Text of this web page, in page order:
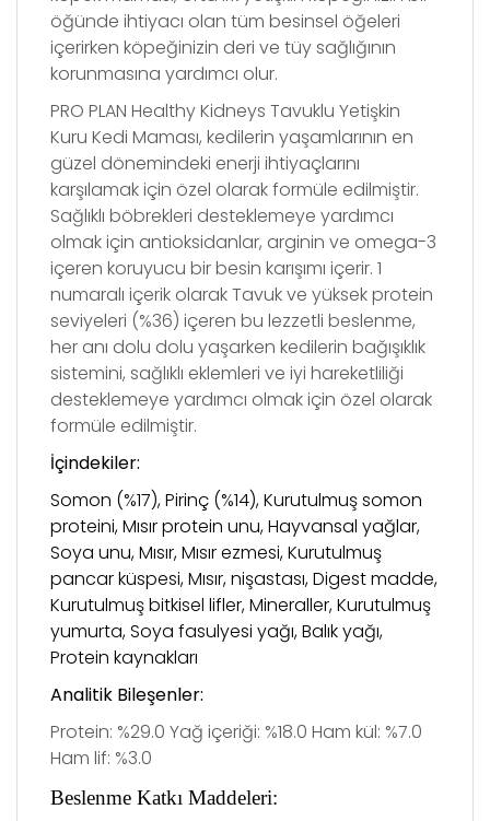
öğünde ihtiyacı olan tüm besinsel öğeleri
içerirken köpeğinizin deri ve tüy sağlığının
korunmasına yardımcı olur.
PRO PLAN Healthy Kidneys Tavuklu Yetişkin
Kuru Kedi Maması, kedilerin yaşamlarının en
güzel dönemindeki enerji ihtiyaçlarını
karşılamak için özel olarak formüle edilmiştir.
Sağlıklı böbrekleri desteklemeye yardımcı
olmak için antioksidanlar, arginin ve omega-3
içeren koruyucu bir besin karışımı içerir. 1
numaralı içerik olarak Tavuk ve yüksek protein
seviyeleri (%36) içeren bu lezzetli beslenme,
her anı dolu dolu yaşarken kedilerin bağışıklık
sistemini, sağlıklı eklemleri ve iyi hareketliliği
desteklemeye yardımcı olmak için özel olarak
formüle edilmiştir.
İçindekiler:
Somon (%17), Pirinç (%14), Kurutulmuş somon
proteini, Mısır protein unu, Hayvansal yağlar,
Soya unu, Mısır, Mısır ezmesi, Kurutulmuş
pancar küspesi, Mısır, nişastası, Digest madde,
Kurutulmuş bitkisel lifler, Mineraller, Kurutulmuş
yumurta, Soya fasulyesi yağı, Balık yağı,
Protein kaynakları
Analitik Bileşenler:
Protein: %29.0 Yağ içeriği: %18.0 Ham kül: %7.0
Ham lif: %3.0
Beslenme Katkı Maddeleri: